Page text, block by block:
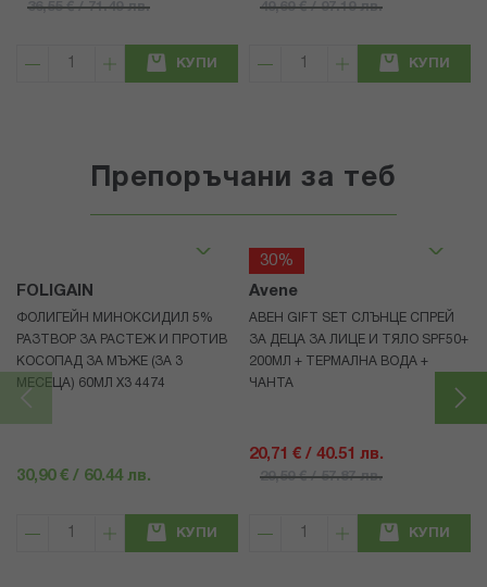
36,55 € / 71.49 лв.
КУПИ
49,69 € / 97.19 лв.
КУПИ
Препоръчани за теб
FOLIGAIN
ФОЛИГЕЙН МИНОКСИДИЛ 5%
РАЗТВОР ЗА РАСТЕЖ И ПРОТИВ
КОСОПАД ЗА МЪЖЕ (ЗА 3
МЕСЕЦА) 60МЛ X3 4474
30,90 € / 60.44 лв.
КУПИ
30%
Avene
АВЕН GIFT SET СЛЪНЦЕ СПРЕЙ
ЗА ДЕЦА ЗА ЛИЦЕ И ТЯЛО SPF50+
200МЛ + ТЕРМАЛНА ВОДА +
ЧАНТА
20,71 € / 40.51 лв.
29,59 € / 57.87 лв.
КУПИ